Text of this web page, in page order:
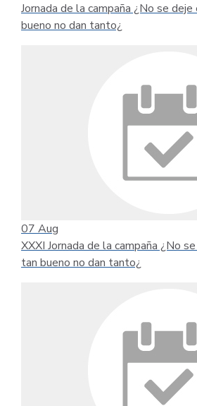
Jornada de la campaña ¿No se
bueno no dan tanto¿
07 Aug
XXXI Jornada de la campaña ¿No
tan bueno no dan tanto¿